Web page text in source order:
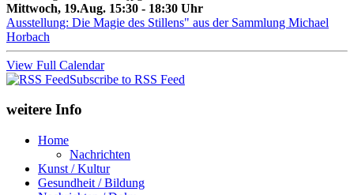
Mittwoch, 19.Aug. 15:30 - 18:30 Uhr
Ausstellung: Die Magie des Stillens" aus der Sammlung Michael
Horbach
View Full Calendar
Subscribe to RSS Feed
weitere Info
Home
Nachrichten
Kunst / Kultur
Gesundheit / Bildung